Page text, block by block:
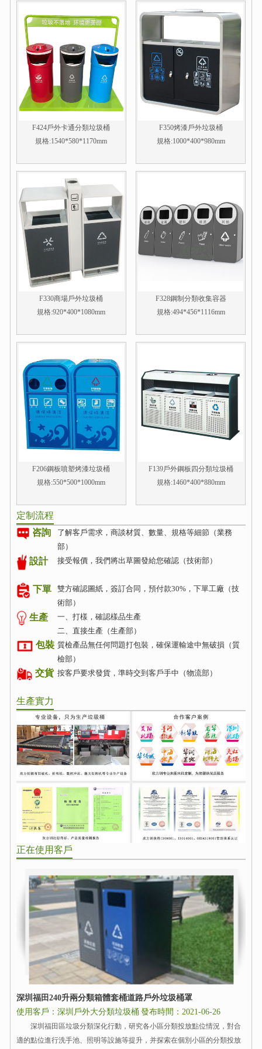
F424戶外卡通分類垃圾桶
規格:1540*580*1170mm
F350烤漆戶外垃圾桶
規格:1000*400*980mm
F330商場戶外垃圾桶
規格:920*400*1080mm
F328鋼制分類收集容器
規格:494*456*1116mm
F206鋼板噴塑烤漆垃圾桶
規格:550*500*1000mm
F139戶外鋼板四分類垃圾桶
規格:1460*400*880mm
定制流程
了解客戶需求，商談材質、數量、規格等細節（業務
部）
咨詢
設計 接受報價，我們將出草圖發給您確認（技術部）
雙方確認圖紙，簽訂合同，預付款30%，下單工廠（技
術部）
下單
生產
一、打樣，確認樣品生產
二、直接生產（生產部）
質檢產品無任何問題打包裝，確保運輸途中無破損（質
檢部）
包裝
交貨 按客戶要求發貨，準時交到客戶手中（物流部）
生產實力
正在使用客戶
深圳福田240升兩分類箱體套桶道路戶外垃圾桶罩
使用客戶：深圳戶外大分類垃圾桶 發布時間：2021-06-26
深圳福田區垃圾分類深化行動，研究各小區分類投放點位情況，對合
適的點位進行洗手池、照明等設施等提升，并探索在個別小區的分類投放